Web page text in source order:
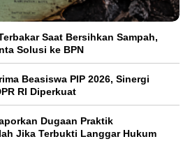
Saat Bersihkan Sampah,
Solusi ke BPN
Beasiswa PIP 2026, Sinergi
RI Diperkuat
Dugaan Praktik
Jika Terbukti Langgar Hukum